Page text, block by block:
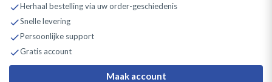
Herhaal bestelling via uw order-geschiedenis
Snelle levering
Persoonlijke support
Gratis account
Maak account